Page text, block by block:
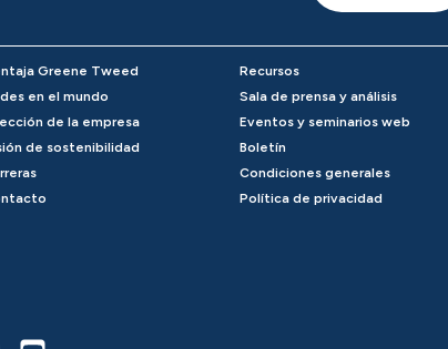
Greene Tweed
en el mundo
de la empresa
de sostenibilidad
Recursos
Sala de prensa y análisis
Eventos y seminarios web
Boletín
Condiciones generales
Política de privacidad